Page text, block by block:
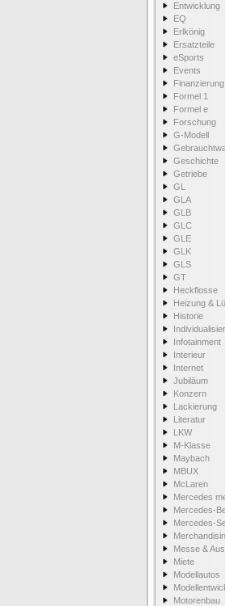
Entwicklung
EQ
Erlkönig
Ersatzteile
eSports
Events
Finanzierung
Formel 1
Formel e
Forschung
G-Modell
Geschichte
Getriebe
GL
GLA
GLB
GLC
GLE
GLK
GLS
GT
Heckflosse
Heizung &
Historie
Infotainment
Interieur
Internet
Jubiläum
Konzern
Lackierung
Literatur
LKW
M-Klasse
Maybach
MBUX
McLaren
Mercedes
Mercedes-
Mercedes-
Messe &
Miete
Modellautos
Motorenbau